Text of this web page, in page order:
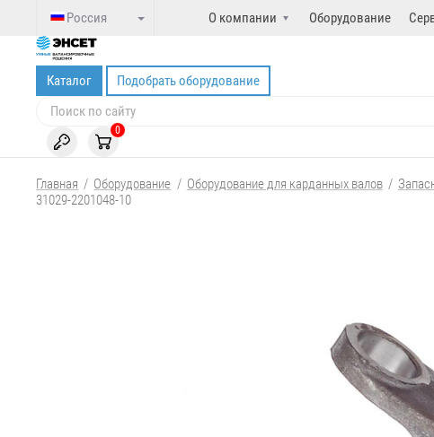
Россия О компании Оборудование
Каталог Подобрать оборудование
0
Главная / Оборудование / Оборудование для карданных валов /
31029-2201048-10